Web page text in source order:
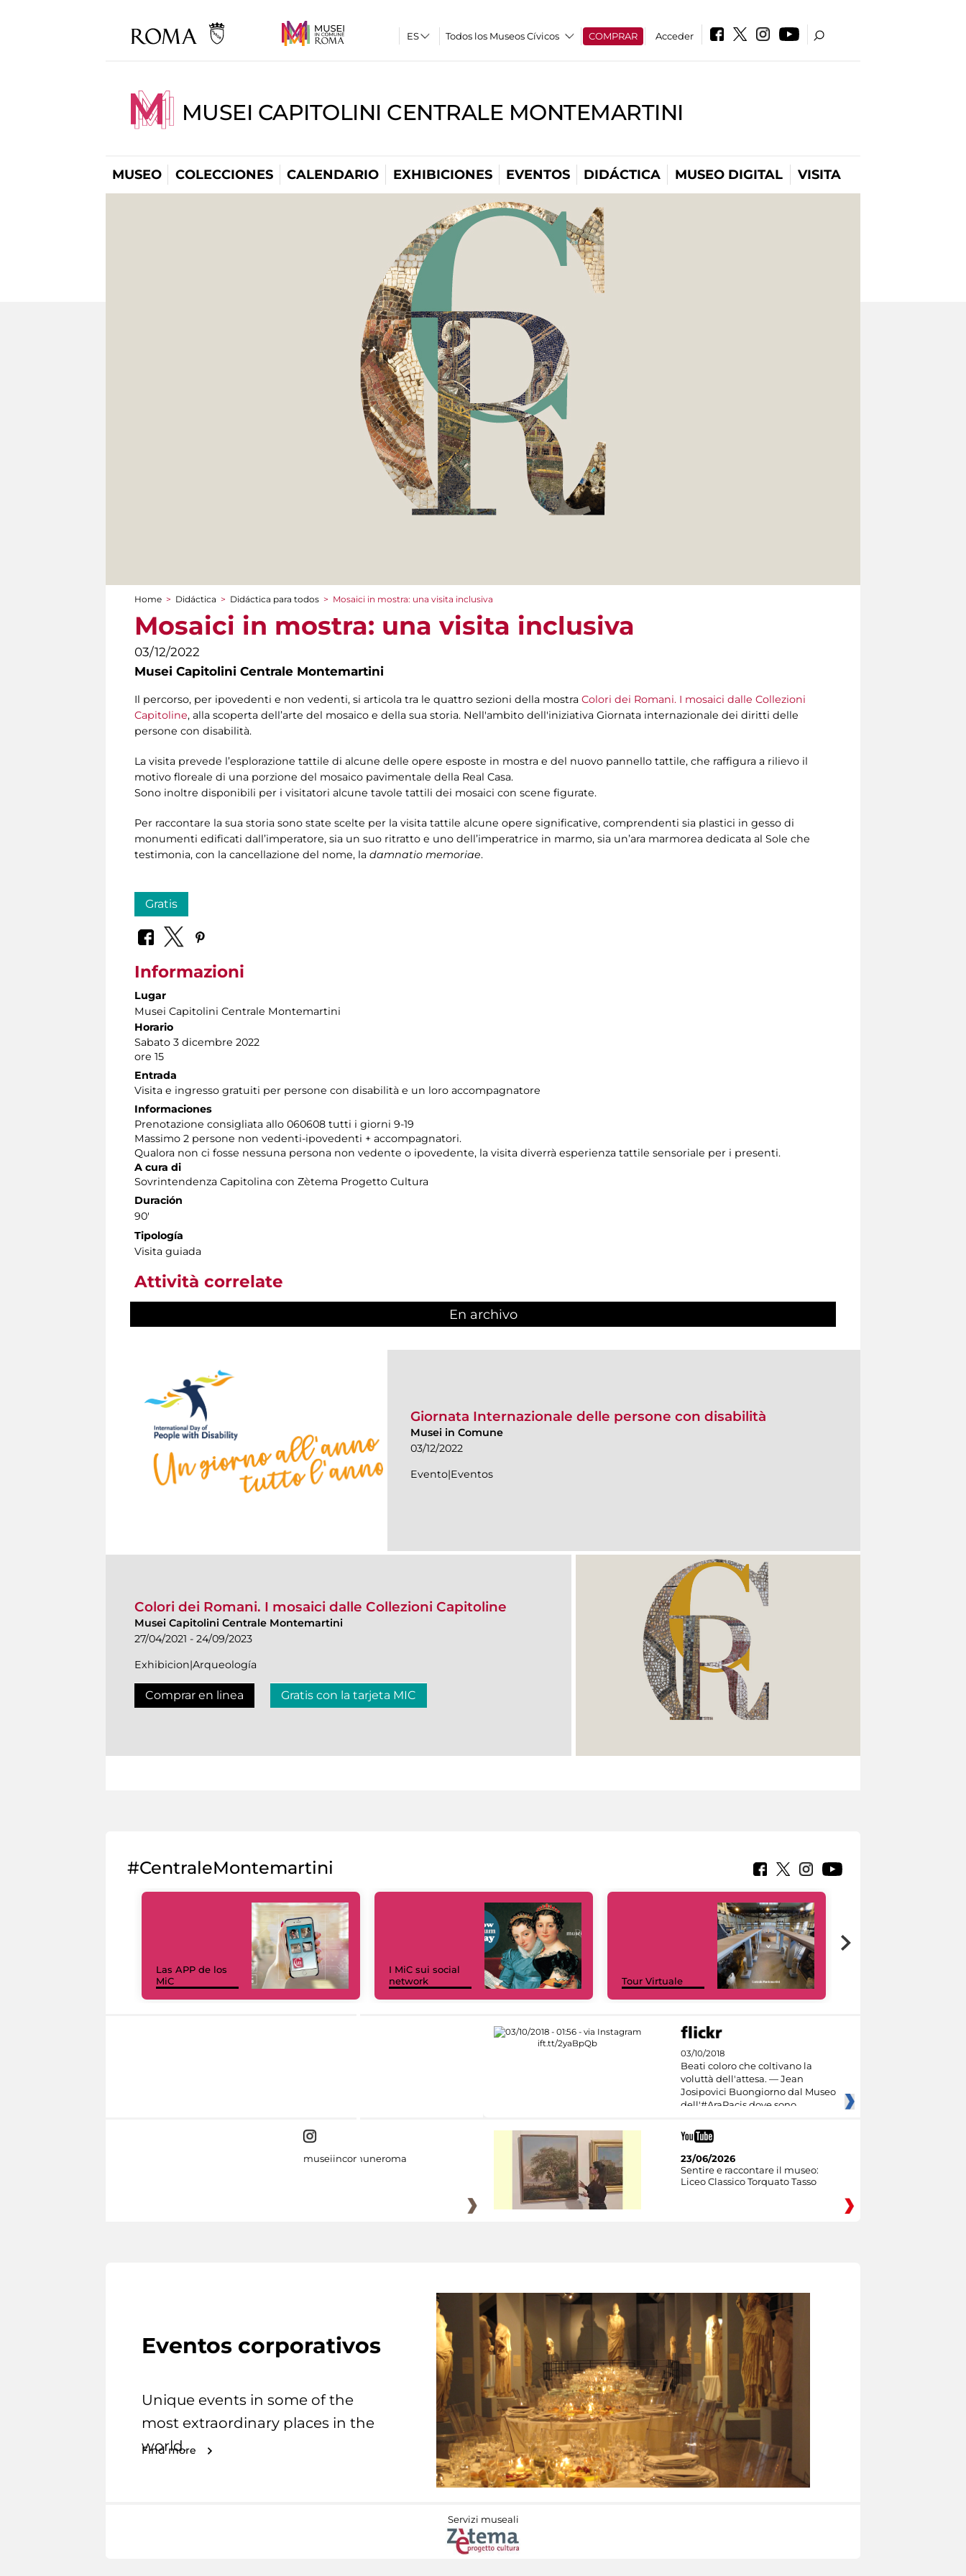
Todos los Museos Cívicos COMPRAR Acceder
MUSEI CAPITOLINI CENTRALE MONTEMARTINI
MUSEO COLECCIONES CALENDARIO EXHIBICIONES EVENTOS DIDÁCTICA MUSEO DIGITAL VISITA
You are here
Home > Didáctica > Didáctica para todos > Mosaici in mostra: una visita inclusiva
Mosaici in mostra: una visita inclusiva
03/12/2022
Musei Capitolini Centrale Montemartini
Il percorso, per ipovedenti e non vedenti, si articola tra le quattro sezioni della mostra Colori dei Romani. I mosaici dalle Collezioni
Capitoline, alla scoperta dell’arte del mosaico e della sua storia. Nell'ambito dell'iniziativa Giornata internazionale dei diritti delle
persone con disabilità.
La visita prevede l’esplorazione tattile di alcune delle opere esposte in mostra e del nuovo pannello tattile, che raffigura a rilievo il
motivo floreale di una porzione del mosaico pavimentale della Real Casa.
Sono inoltre disponibili per i visitatori alcune tavole tattili dei mosaici con scene figurate.
Per raccontare la sua storia sono state scelte per la visita tattile alcune opere significative, comprendenti sia plastici in gesso di
monumenti edificati dall’imperatore, sia un suo ritratto e uno dell’imperatrice in marmo, sia un’ara marmorea dedicata al Sole che
testimonia, con la cancellazione del nome, la damnatio memoriae.
Gratis
Informazioni
Lugar
Musei Capitolini Centrale Montemartini
Horario
Sabato 3 dicembre 2022
ore 15
Entrada
Visita e ingresso gratuiti per persone con disabilità e un loro accompagnatore
Informaciones
Prenotazione consigliata allo 060608 tutti i giorni 9-19
Massimo 2 persone non vedenti-ipovedenti + accompagnatori.
Qualora non ci fosse nessuna persona non vedente o ipovedente, la visita diverrà esperienza tattile sensoriale per i presenti.
A cura di
Sovrintendenza Capitolina con Zètema Progetto Cultura
Duración
90'
Tipología
Visita guiada
Attività correlate
En archivo
Giornata Internazionale delle persone con disabilità
Musei in Comune
03/12/2022
Evento|Eventos
Colori dei Romani. I mosaici dalle Collezioni Capitoline
Musei Capitolini Centrale Montemartini
27/04/2021 - 24/09/2023
Exhibicion|Arqueología
Comprar en linea Gratis con la tarjeta MIC
#CentraleMontemartini
Las APP de los
MiC
I MiC sui social
network
Tour Virtuale
03/10/2018
Beati coloro che coltivano la
voluttà dell'attesa. — Jean
Josipovici Buongiorno dal Museo
dell'#AraPacis dove sono
museiincomuneroma
23/06/2026
Sentire e raccontare il museo:
Liceo Classico Torquato Tasso
Eventos corporativos
Unique events in some of the
most extraordinary places in the
world.
Find more
Servizi museali